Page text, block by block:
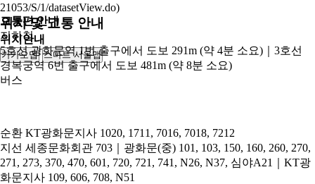
21053/S/1/datasetView.do)
위치 및 교통 안내
위치안내
카카오맵 스마트 서울맵
250m
교통편 안내
지하철
5호선 광화문역 1번 출구에서 도보 291m (약 4분 소요)｜3호선
경복궁역 6번 출구에서 도보 481m (약 8분 소요)
버스
순환 KT광화문지사 1020, 1711, 7016, 7018, 7212
지선 세종문화회관 703｜광화문(중) 101, 103, 150, 160, 260, 270,
271, 273, 370, 470, 601, 720, 721, 741, N26, N37, 심야A21｜KT광
화문지사 109, 606, 708, N51